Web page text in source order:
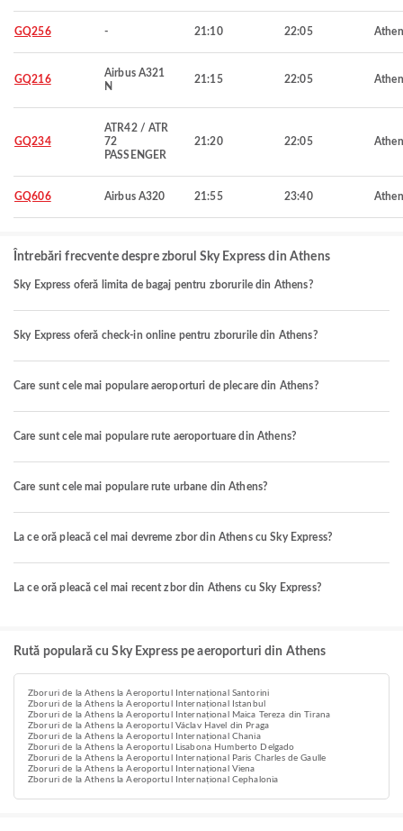
GQ256 - 21:10 22:05
GQ216
Airbus A321
N
21:15 22:05
GQ234
ATR42 / ATR
72
PASSENGER
21:20 22:05
GQ606 Airbus A320 21:55 23:40
Întrebări frecvente despre zborul Sky Express din Athens
Sky Express oferă limita de bagaj pentru zborurile din Athens?
Sky Express oferă check-in online pentru zborurile din Athens?
Care sunt cele mai populare aeroporturi de plecare din Athens?
Care sunt cele mai populare rute aeroportuare din Athens?
Care sunt cele mai populare rute urbane din Athens?
La ce oră pleacă cel mai devreme zbor din Athens cu Sky Express?
La ce oră pleacă cel mai recent zbor din Athens cu Sky Express?
Rută populară cu Sky Express pe aeroporturi din Athens
Zboruri de la Athens la Aeroportul Internațional Santorini
Zboruri de la Athens la Aeroportul Internațional Istanbul
Zboruri de la Athens la Aeroportul Internațional Maica Tereza din Tirana
Zboruri de la Athens la Aeroportul Václav Havel din Praga
Zboruri de la Athens la Aeroportul Internațional Chania
Zboruri de la Athens la Aeroportul Lisabona Humberto Delgado
Zboruri de la Athens la Aeroportul Internațional Paris Charles de Gaulle
Zboruri de la Athens la Aeroportul Internațional Viena
Zboruri de la Athens la Aeroportul Internațional Cephalonia